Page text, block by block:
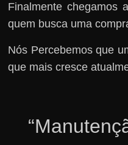
Finalmente chegamos
quem busca uma
Nós Percebemos que
que mais cresce